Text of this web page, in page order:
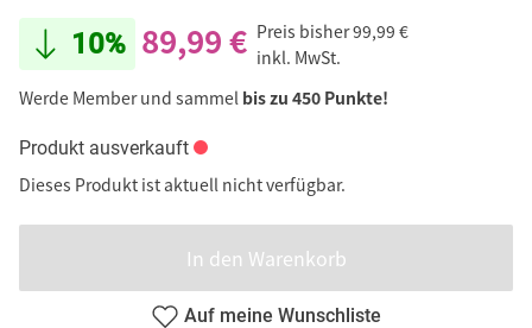
10% 89,99 € Preis bisher99,99 €
inkl. MwSt.
Werde Member und sammel bis zu 450 Punkte!
Produkt ausverkauft
Dieses Produkt ist aktuell nicht verfügbar.
In den Warenkorb
Auf meine Wunschliste